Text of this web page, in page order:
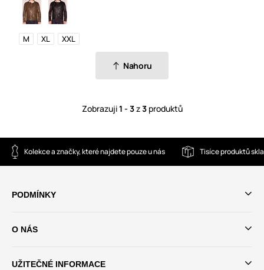
M XL XXL
Nahoru
Zobrazuji1 - 3z3produktů
Kolekce a značky, které najdete pouze u nás Tisíce produktů
PODMÍNKY
O NÁS
UŽITEČNÉ INFORMACE